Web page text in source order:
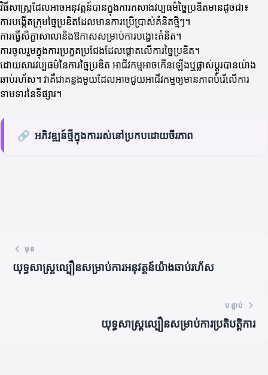
វិធីសាស្ត្រដែលអាចអនុវត្តន៍បានក្នុងការកសាងវប្បធម៌ច្នៃប្រឌិតមានដូចជា៖
ការបង្កើតក្រុមច្នៃប្រឌិតដែលមានការប្រើប្រាស់គំនិតថ្មីៗ។
ការធ្វើសិក្ខាសាលានិងឱកាសសម្រាប់ការបង្ហោះគំនិត។
ការចូលរួមក្នុងការប្រកួតប្រជែងដែលផ្តោតលើការច្នៃប្រឌិត។
ដោយសារវប្បធម៌នៃការច្នៃប្រឌិត អាជីវកម្មអាចកើនឡើងឬផ្លាស់ប្តូរបានយ៉ាង
ឆាប់រហ័ស។ វាគឺជាគន្លងមួយដែលអាចជួយអាជីវកម្មឲ្យមានភាពបំរើលើការ
ទាមទារនៃទីផ្សារ។
🔗 អភិវឌ្ឍន៍ថ្មីក្នុងការរស់នៅប្រកបដោយចីរភាព
មុន
យុទ្ធសាស្ត្រល្បឿនសម្រាប់ការអនុវត្តន៍យ៉ាងឆាប់រហ័ស
បន្ទាប់
យុទ្ធសាស្ត្រល្បឿនសម្រាប់ការប្រតិបត្តិការ